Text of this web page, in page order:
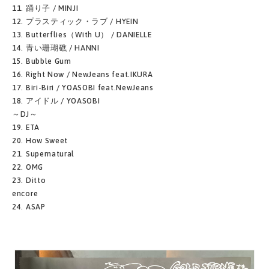
11. 踊り子 / MINJI
12. プラスティック・ラブ / HYEIN
13. Butterflies（With U） / DANIELLE
14. 青い珊瑚礁 / HANNI
15. Bubble Gum
16. Right Now / NewJeans feat.IKURA
17. Biri-Biri / YOASOBI feat.NewJeans
18. アイドル / YOASOBI
～DJ～
19. ETA
20. How Sweet
21. Supernatural
22. OMG
23. Ditto
encore
24. ASAP